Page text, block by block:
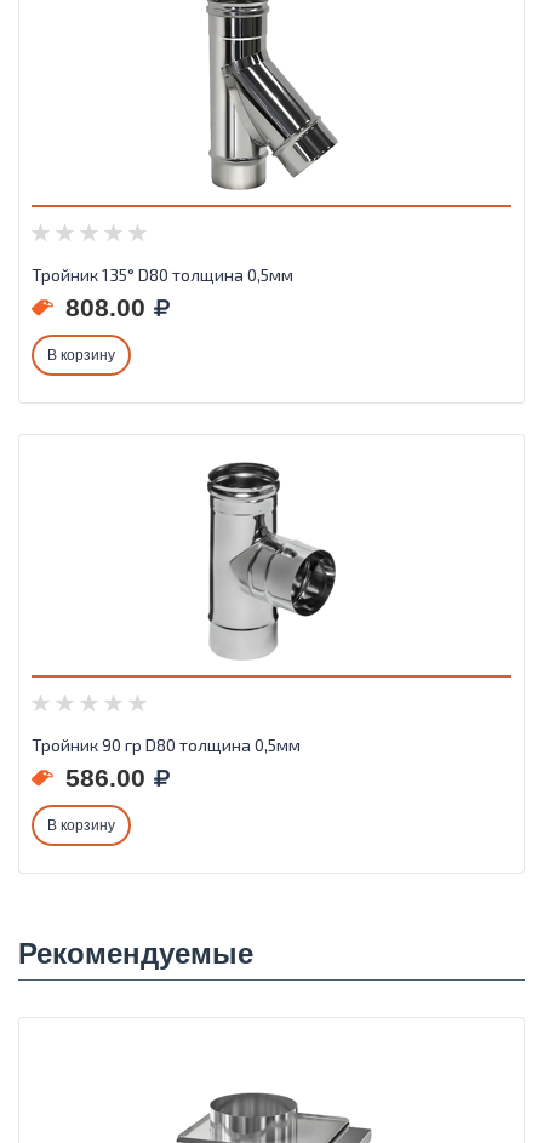
Тройник 135° D80 толщина 0,5мм
808.00
В корзину
Тройник 90 гр D80 толщина 0,5мм
586.00
В корзину
Рекомендуемые